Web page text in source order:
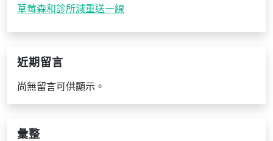
草莓森和診所減重送一線
近期留言
尚無留言可供顯示。
彙整